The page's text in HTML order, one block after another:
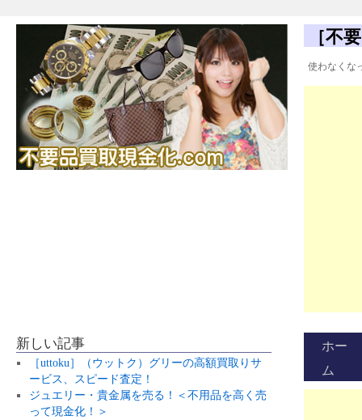
［不
使わなくな
ホー
ム
新しい記事
［uttoku］（ウットク）グリーの高額買取りサ
ービス、スピード査定！
ジュエリー・貴金属を売る！＜不用品を高く売
って現金化！＞